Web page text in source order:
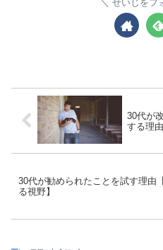
せいじをフ
30代が
する理
30代が勧められたことを試す理由
る視野】